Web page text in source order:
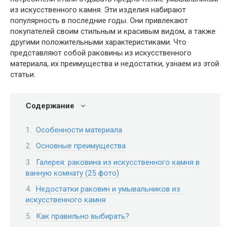
из искусственного камня. Эти изделия набирают
популярность в последние годы. Они привлекают
покупателей своим стильным и красивым видом, а также
другими положительными характеристиками. Что
представляют собой раковины из искусственного
материала, их преимущества и недостатки, узнаем из этой
статьи.
Содержание
Особенности материала
Основные преимущества
Галерея: раковина из искусственного камня в
ванную комнату (25 фото)
Недостатки раковин и умывальников из
искусственного камня
Как правильно выбирать?